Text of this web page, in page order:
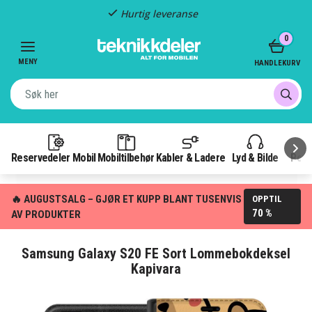
Hurtig leveranse
MENY
Reservedeler Mobil Mobiltilbehør Kabler & Ladere Lyd & Bilde
0
HANDLEKURV
🔥 AUGUSTSALG – GJØR ET KUPP BLANT TUSENVIS
AV PRODUKTER
OPPTIL
70 %
Samsung Galaxy S20 FE Sort Lommebokdeksel
Kapivara